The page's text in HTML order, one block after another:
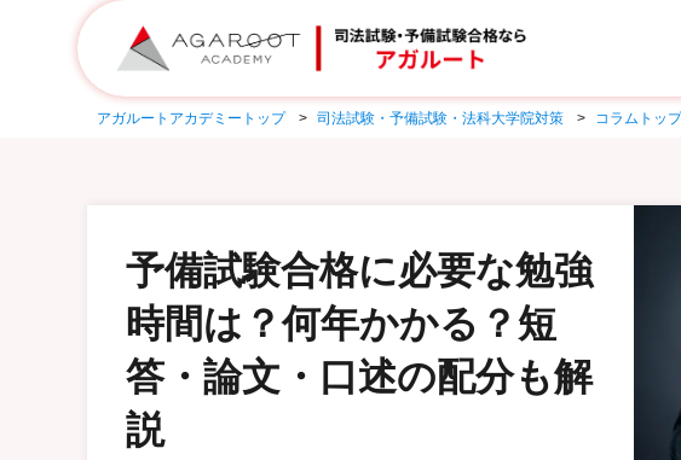
アガルートアカデミートップ 司法試験・予備試験・法科大学院対策 コラムトップ
予備試験合格に必要な勉強
時間は？何年かかる？短
答・論文・口述の配分も解
説